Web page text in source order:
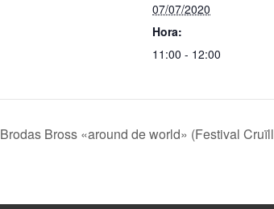
07/07/2020
Hora:
11:00 - 12:00
Brodas Bross «around de world» (Festival